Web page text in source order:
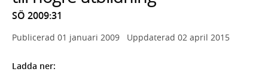
SÖ 2009:31
Publicerad 01 januari 2009 Uppdaterad 02 april 2015
Ladda ner: